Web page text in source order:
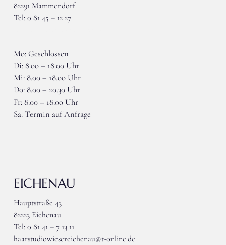
82291 Mammendorf
Tel: 0 81 45 – 12 27
Mo: Geschlossen
Di: 8.00 – 18.00 Uhr
Mi: 8.00 – 18.00 Uhr
Do: 8.00 – 20.30 Uhr
Fr: 8.00 – 18.00 Uhr
Sa: Termin auf Anfrage
EICHENAU
Hauptstraße 43
82223 Eichenau
Tel: 0 81 41 – 7 13 11
haarstudiowiesereichenau@t-online.de